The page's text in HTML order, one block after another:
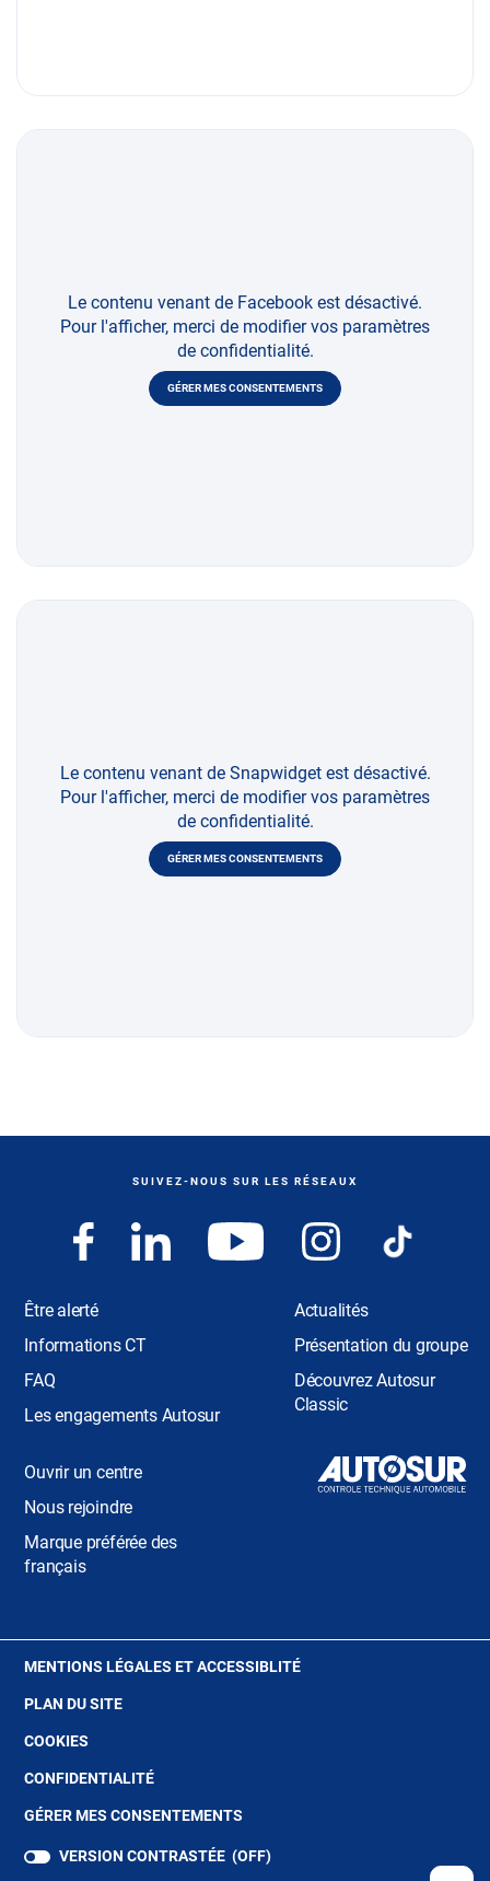
Le contenu venant de Facebook est désactivé.
Pour l'afficher, merci de modifier vos paramètres
de confidentialité.
GÉRER MES CONSENTEMENTS
Le contenu venant de Snapwidget est désactivé.
Pour l'afficher, merci de modifier vos paramètres
de confidentialité.
GÉRER MES CONSENTEMENTS
SUIVEZ-NOUS SUR LES RÉSEAUX
Être alerté
Informations CT
FAQ
Les engagements Autosur
Actualités
Présentation du groupe
Découvrez Autosur
Classic
Ouvrir un centre
Nous rejoindre
Marque préférée des
français
MENTIONS LÉGALES ET ACCESSIBLITÉ(OUVRE
PLAN DU SITE
COOKIES
UNE
FENÊTRE)
CONFIDENTIALITÉ(OUVRE
UNE
FENÊTRE)
GÉRER MES CONSENTEMENTS
VERSION CONTRASTÉE (OFF)